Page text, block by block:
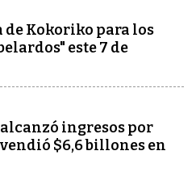
de Kokoriko para los
este 7 de
ingresos por
$6,6 billones en